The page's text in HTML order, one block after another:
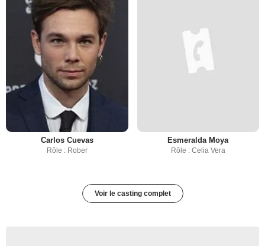
Carlos Cuevas
Rôle : Rober
Esmeralda Moya
Rôle : Celia Vera
Voir le casting complet